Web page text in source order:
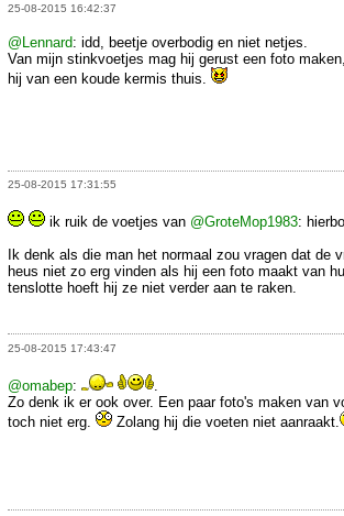
25-08-2015 16:42:37
@Lennard: idd, beetje overbodig en niet netjes.
Van mijn stinkvoetjes mag hij gerust een foto
hij van een koude kermis thuis.
25-08-2015 17:31:55
ik ruik de voetjes van @GroteMop1983:
Ik denk als die man het normaal zou vragen dat de
heus niet zo erg vinden als hij een foto maakt van
tenslotte hoeft hij ze niet verder aan te raken.
25-08-2015 17:43:47
@omabep:
Zo denk ik er ook over. Een paar foto's maken van
toch niet erg.
Zolang hij die voeten niet aanraakt.